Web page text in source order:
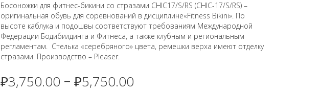
Босоножки для фитнес-бикини со стразами CHIC17/S/RS (CHIC-17/S/RS) –
оригинальная обувь для соревнований в дисциплине«Fitness Bikini». По
высоте каблука и подошвы соответствуют требованиям Международной
Федерации Бодибилдинга и Фитнеса, а также клубным и региональным
регламентам. Стелька «серебряного» цвета, ремешки верха имеют отделку
стразами. Производство – Pleaser.
₽3,750.00 – ₽5,750.00